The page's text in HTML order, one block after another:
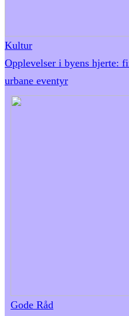
Kultur
Opplevelser i byens hjerte:
urbane eventyr
Gode Råd